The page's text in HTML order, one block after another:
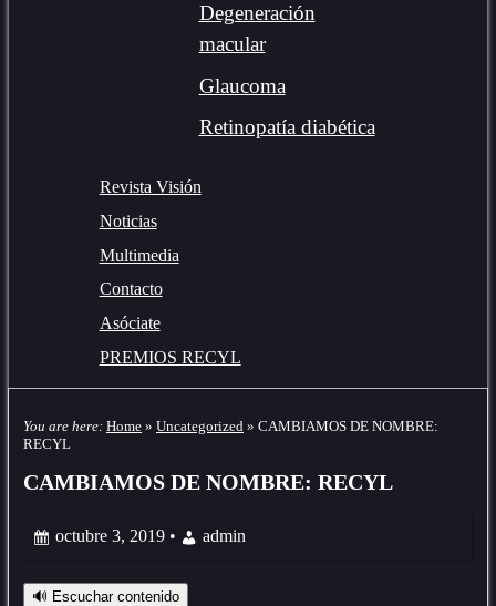
Degeneración
macular
Glaucoma
Retinopatía diabética
Revista Visión
Noticias
Multimedia
Contacto
Asóciate
PREMIOS RECYL
You are here: Home » Uncategorized » CAMBIAMOS DE NOMBRE:
RECYL
CAMBIAMOS DE NOMBRE: RECYL
octubre 3, 2019 • admin
🔊 Escuchar contenido